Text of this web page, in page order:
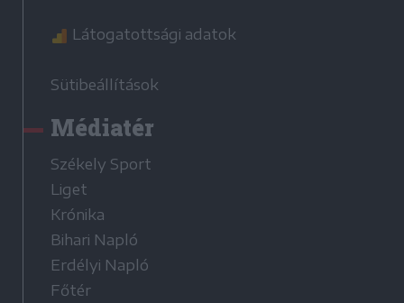
Látogatottsági adatok
Sütibeállítások
Médiatér
Székely Sport
Liget
Krónika
Bihari Napló
Erdélyi Napló
Főtér